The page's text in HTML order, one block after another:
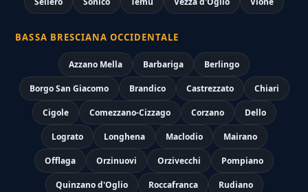
BASSA BRESCIANA OCCIDENTALE
Azzano Mella Barbariga Berlingo
Borgo San Giacomo Brandico Castrezzato Chiari
Cigole Comezzano-Cizzago Corzano Dello
Lograto Longhena Maclodio Mairano
Offlaga Orzinuovi Orzivecchi Pompiano
Quinzano d'Oglio Roccafranca Rudiano